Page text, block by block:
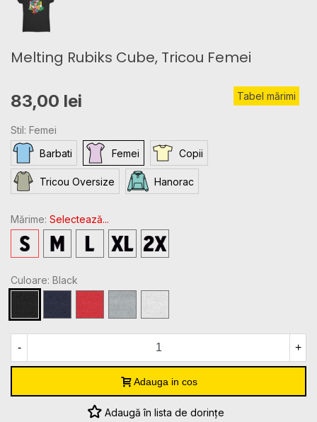
Melting Rubiks Cube, Tricou Femei
83,00 lei Tabel mărimi
Stil: Femei
Barbati
Femei Copii
Tricou Oversize Hanorac
Mărime: Selectează...
M XL 2XL
Culoare: Black
- +
Adauga in cos
Adaugă în lista de dorințe